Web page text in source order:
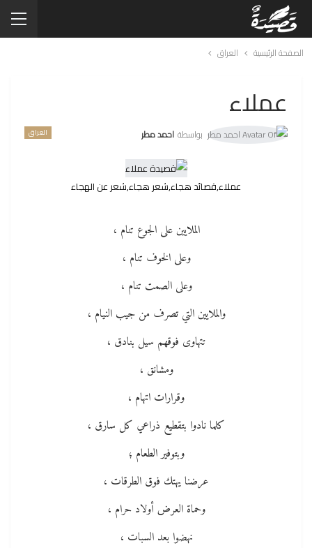
الصفحة الرئيسية العراق
عملاء
العراق بواسطة احمد مطر
عملاء,قصائد هجاء,شعر هجاء,شعر عن الهجاء
الملايين على الجوع تنام ،
وعلى الخوف تنام ،
وعلى الصمت تنام ،
والملايين التي تصرف من جيب النيام ،
تتهاوى فوقهم سيل بنادق ،
ومشانق ،
وقرارات اتهام ،
كلما نادوا بتقطيع ذراعي كل سارق ،
وبتوفير الطعام ؛
عرضنا يهتك فوق الطرقات ،
وحماة العرض أولاد حرام ،
نهضوا بعد السبات ،